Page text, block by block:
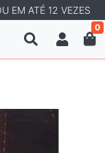
EM ATÉ 12 VEZES
0